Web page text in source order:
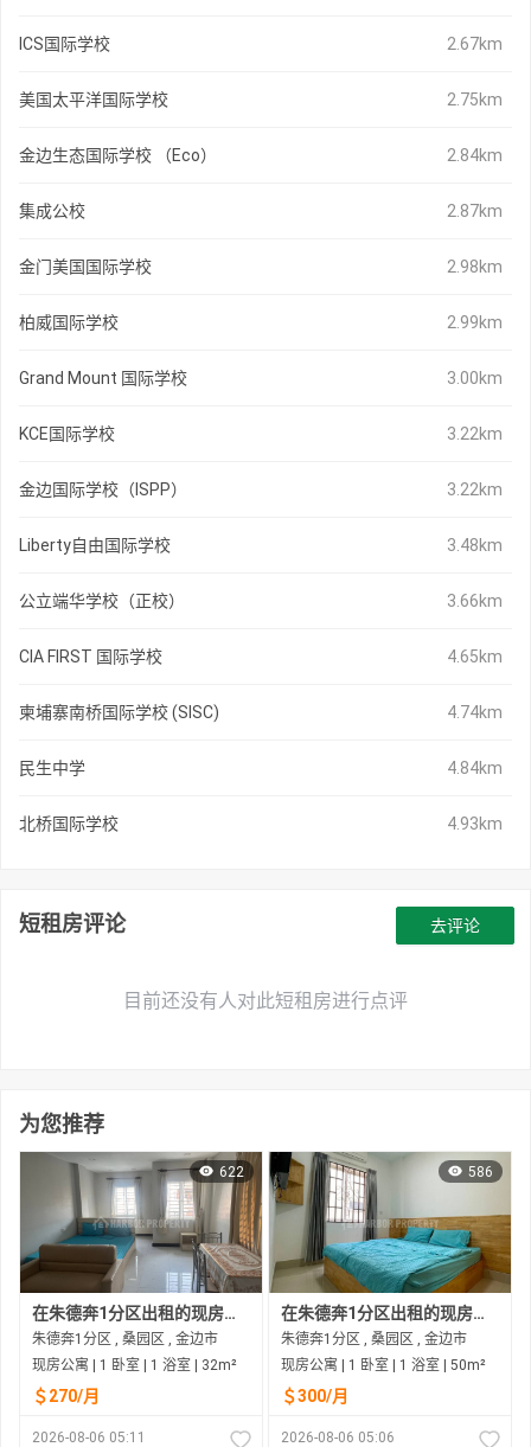
ICS国际学校 2.67km
美国太平洋国际学校 2.75km
金边生态国际学校 （Eco） 2.84km
集成公校 2.87km
金门美国国际学校 2.98km
柏威国际学校 2.99km
Grand Mount 国际学校 3.00km
KCE国际学校 3.22km
金边国际学校（ISPP） 3.22km
Liberty自由国际学校 3.48km
公立端华学校（正校） 3.66km
CIA FIRST 国际学校 4.65km
柬埔寨南桥国际学校 (SISC) 4.74km
民生中学 4.84km
北桥国际学校 4.93km
短租房评论
目前还没有人对此短租房进行点评
去评论
为您推荐
622
在朱德奔1分区出租的现房公寓
朱德奔1分区 , 桑园区 , 金边市
现房公寓 | 1 卧室 | 1 浴室 | 32m²
＄270/月
2026-08-06 05:11
586
在朱德奔1分区出租的现房公寓
朱德奔1分区 , 桑园区 , 金边市
现房公寓 | 1 卧室 | 1 浴室 | 50m²
＄300/月
2026-08-06 05:06